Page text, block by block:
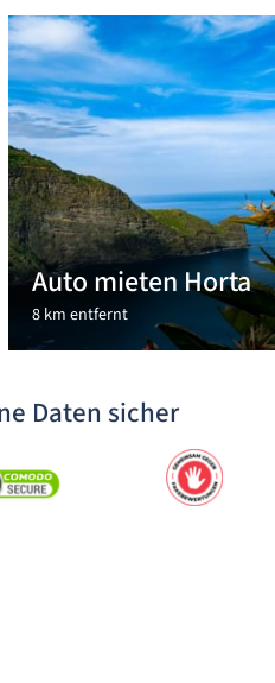
Auto mieten Horta
8 km entfernt
Daten sicher